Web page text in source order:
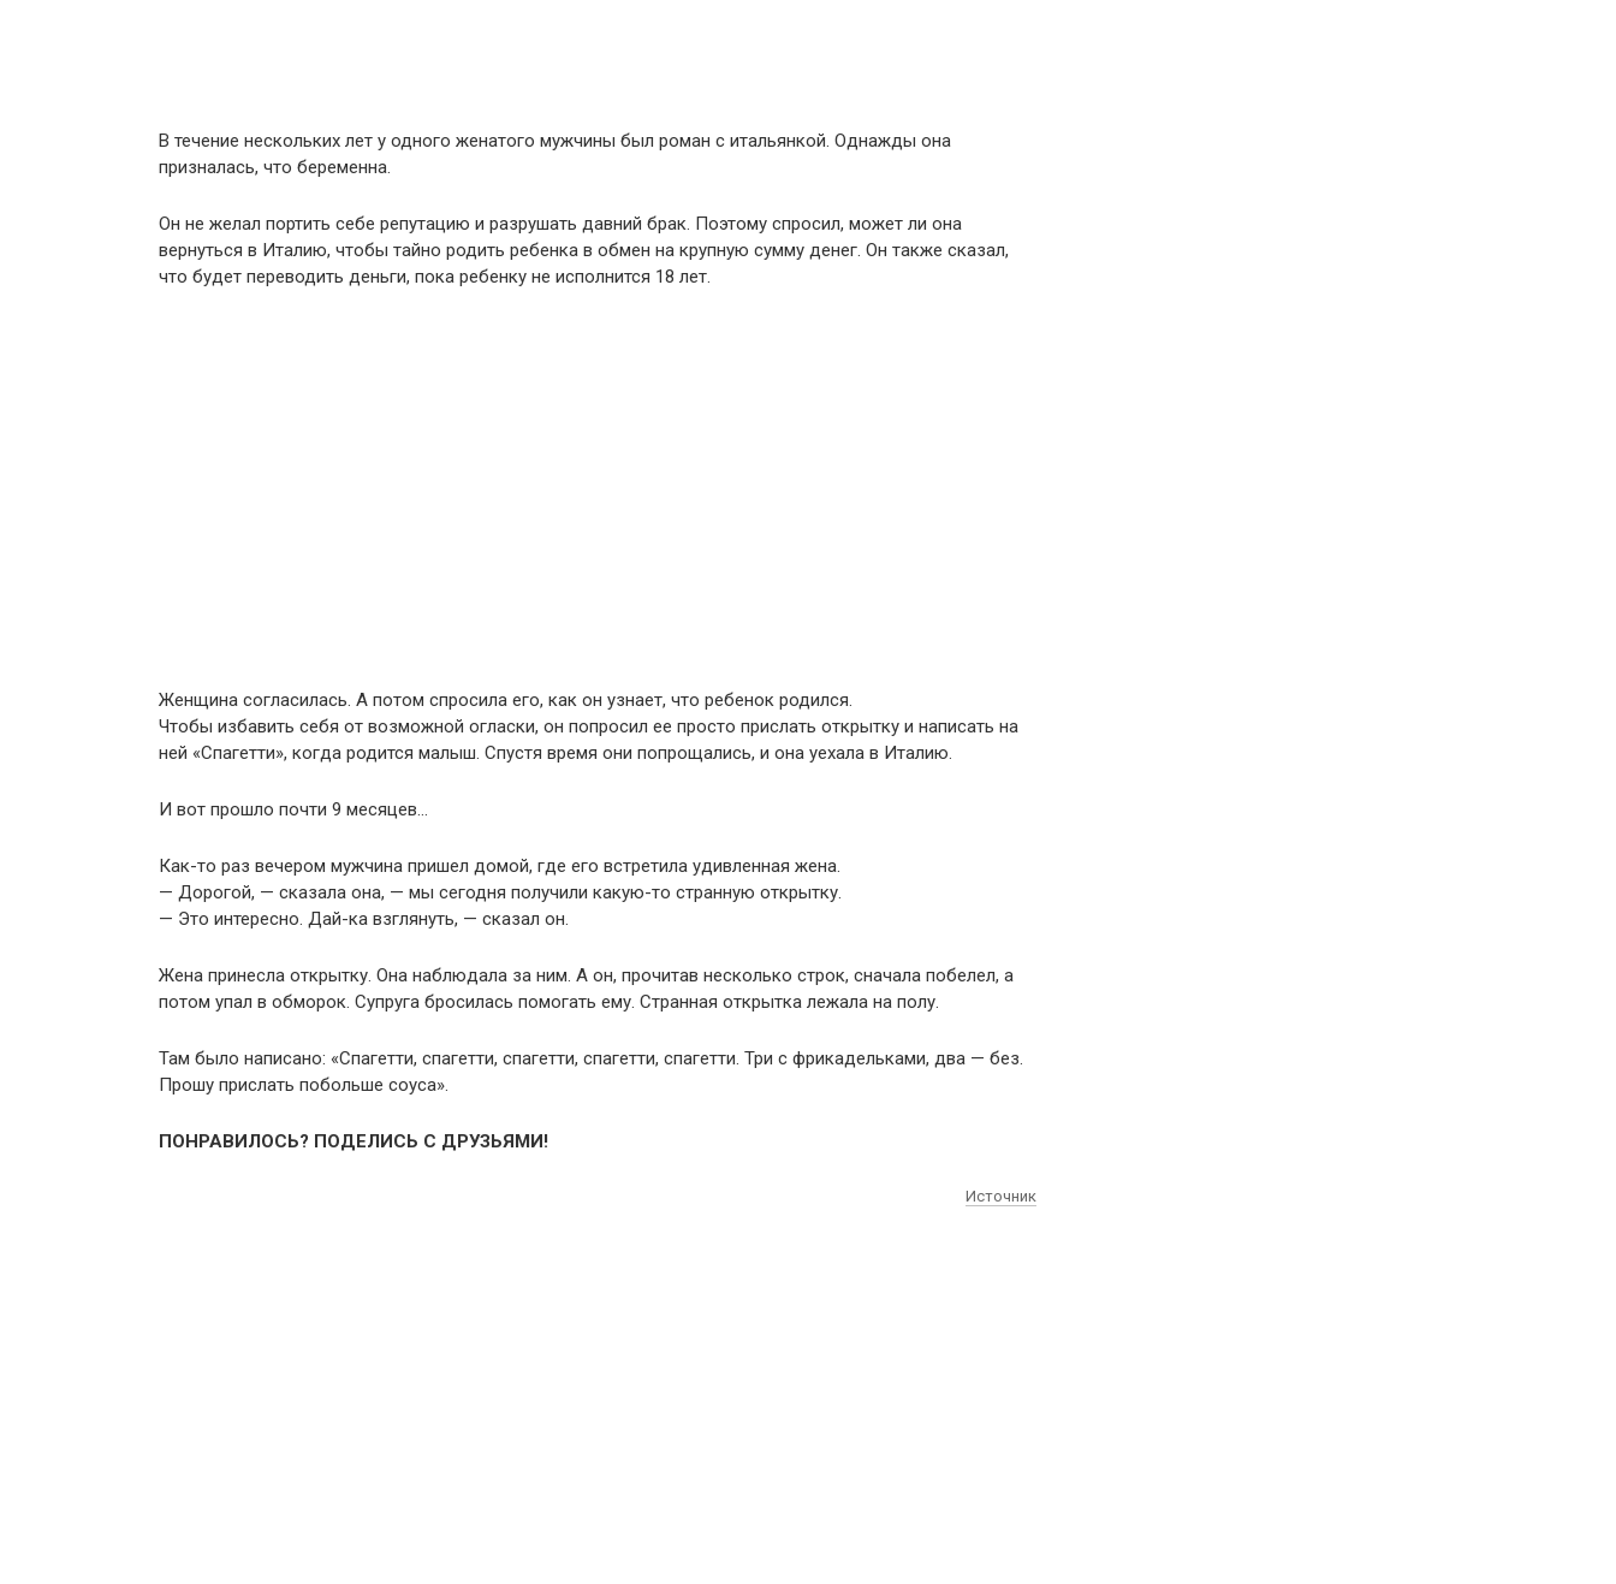
В течение нескольких лет у одного женатого мужчины был роман с итальянкой. Однажды она
призналась, что беременна.
Он не желал портить себе репутацию и разрушать давний брак. Поэтому спросил, может ли она
вернуться в Италию, чтобы тайно родить ребенка в обмен на крупную сумму денег. Он также сказал,
что будет переводить деньги, пока ребенку не исполнится 18 лет.
Женщина согласилась. А потом спросила его, как он узнает, что ребенок родился.
Чтобы избавить себя от возможной огласки, он попросил ее просто прислать открытку и написать на
ней «Спагетти», когда родится малыш. Спустя время они попрощались, и она уехала в Италию.
И вот прошло почти 9 месяцев…
Как-то раз вечером мужчина пришел домой, где его встретила удивленная жена.
— Дорогой, — сказала она, — мы сегодня получили какую-то странную открытку.
— Это интересно. Дай-ка взглянуть, — сказал он.
Жена принесла открытку. Она наблюдала за ним. А он, прочитав несколько строк, сначала побелел, а
потом упал в обморок. Супруга бросилась помогать ему. Странная открытка лежала на полу.
Там было написано: «Спагетти, спагетти, спагетти, спагетти, спагетти. Три с фрикадельками, два — без.
Прошу прислать побольше соуса».
ПОНРАВИЛОСЬ? ПОДЕЛИСЬ С ДРУЗЬЯМИ!
Источник